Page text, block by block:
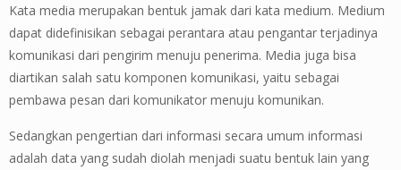
Kata media merupakan bentuk jamak dari kata medium. Medium
dapat didefinisikan sebagai perantara atau pengantar terjadinya
komunikasi dari pengirim menuju penerima. Media juga bisa
diartikan salah satu komponen komunikasi, yaitu sebagai
pembawa pesan dari komunikator menuju komunikan.
Sedangkan pengertian dari informasi secara umum informasi
adalah data yang sudah diolah menjadi suatu bentuk lain yang